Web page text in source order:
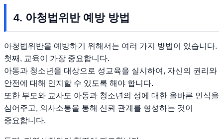
4. 아청법위반 예방 방법
아청법위반을 예방하기 위해서는 여러 가지 방법이 있습니다.
첫째, 교육이 가장 중요합니다.
아동과 청소년을 대상으로 성교육을 실시하여, 자신의 권리와
안전에 대해 인지할 수 있도록 해야 합니다.
또한 부모와 교사도 아동과 청소년의 성에 대한 올바른 인식을
심어주고, 의사소통을 통해 신뢰 관계를 형성하는 것이
중요합니다.